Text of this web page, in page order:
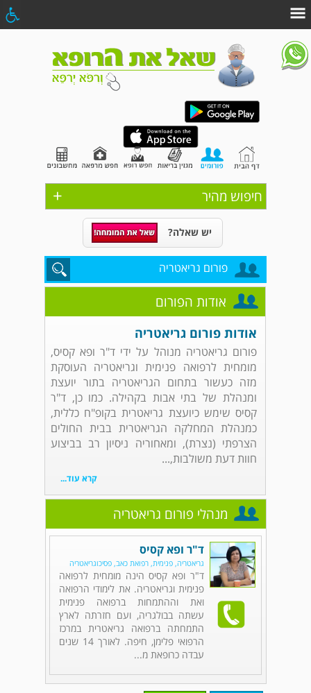
+ חיפוש מהיר
יש שאלה?
פורום גריאטריה
אודות הפורום
אודות פורום גריאטריה
פורום גריאטריה מנוהל על ידי ד"ר ופא קסיס,
מומחית לרפואה פנימית וגריאטריה העוסקת
מזה כעשור בתחום הגריאטריה בתור יועצת
ומנהלת של בתי אבות בקהילה. כמו כן, ד"ר
קסיס שימש כיועצת גריאטרית בקופ"ח כללית,
כמנהלת המחלקה הגריאטרית בבית החולים
הצרפתי (נצרת), ומאחוריה ניסיון רב בביצוע
חוות דעת משולבות,...
קרא עוד...
מנהלי פורום גריאטריה
ד"ר ופא קסיס
גריאטריה, פנימית, רפואת כאב, פסיכוגריאטריה
ד"ר ופא קסיס הינה מומחית לרפואה
פנימית וגריאטריה. את לימודי הרפואה
ואת וההתמחות ברפואה פנימית
עשתה בבולגריה, ועם חזרתה לארץ
התמחתה ברפואה גריאטרית במרכז
הרפואי פלימן, חיפה. לאורך 14 שנים
עבדה כרופאת מ...